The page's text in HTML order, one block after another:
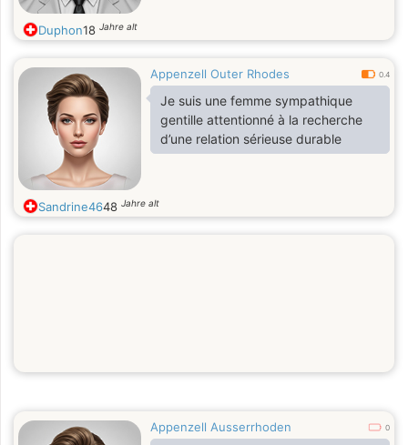
Duphon18 Jahre alt
Appenzell Outer Rhodes 0.4
Je suis une femme sympathique
gentille attentionné à la recherche
d’une relation sérieuse durable
Sandrine4648 Jahre alt
Appenzell Ausserrhoden 0